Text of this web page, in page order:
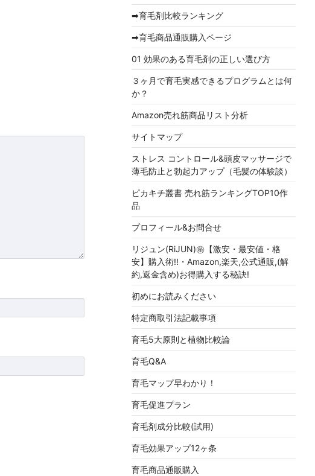
➡育毛剤比較ランキング
➡育毛商品通販購入ページ
01 効果のある育毛剤の正しい選び方
３ヶ月で育毛実感できるプログラムとは何
か？
Amazon売れ筋商品リスト分析
サイトマップ
ストレス コントロール&頭皮マッサージで
薄毛防止と勃起力アップ（毛髪の体験談）
ピカキチ叢書 売れ筋ランキングTOP10作
品
プロフィール&お問合せ
リジュン(RiJUN)㊙【激安・最安値・格
安】購入術!!・Amazon,楽天,公式通販,(解
約,返金含め)お得購入する秘訣!
初めにお読みください
特定商取引法記載事項
育毛5大原則と植物比較論
育毛Q&A
育毛マップ早わかり！
育毛促進プラン
育毛剤成分比較(試用)
育毛効果アップ12ヶ条
育毛商品通販購入